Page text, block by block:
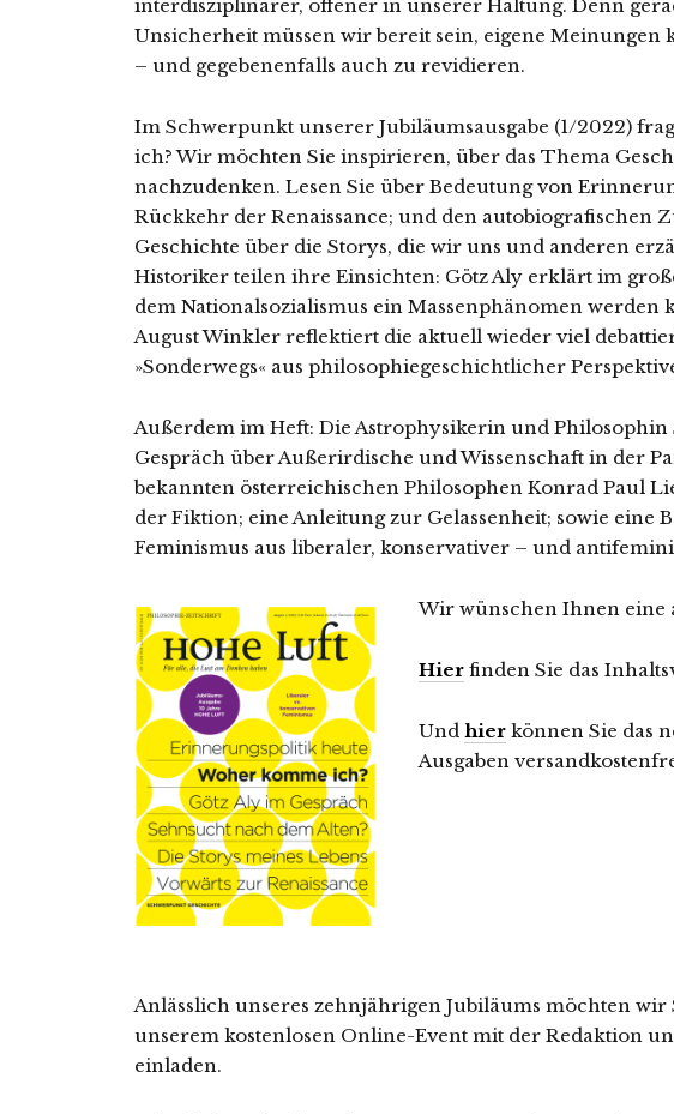
interdisziplinärer, offener in unserer Haltung. Denn
Unsicherheit müssen wir bereit sein, eigene Meinungen
– und gegebenenfalls auch zu revidieren.
Im Schwerpunkt unserer Jubiläumsausgabe (1/2022)
ich? Wir möchten Sie inspirieren, über das Thema
nachzudenken. Lesen Sie über Bedeutung von
Rückkehr der Renaissance; und den autobiografischen
Geschichte über die Storys, die wir uns und anderen
Historiker teilen ihre Einsichten: Götz Aly erklärt im
dem Nationalsozialismus ein Massenphänomen werden
August Winkler reflektiert die aktuell wieder viel
»Sonderwegs« aus philosophiegeschichtlicher
Außerdem im Heft: Die Astrophysikerin und
Gespräch über Außerirdische und Wissenschaft in der
bekannten österreichischen Philosophen Konrad Paul
der Fiktion; eine Anleitung zur Gelassenheit; sowie eine
Feminismus aus liberaler, konservativer – und
Wir wünschen Ihnen eine
Hier finden Sie das
Und hier können Sie das
Ausgaben
Anlässlich unseres zehnjährigen Jubiläums möchten
unserem kostenlosen Online-Event mit der Redaktion
einladen.